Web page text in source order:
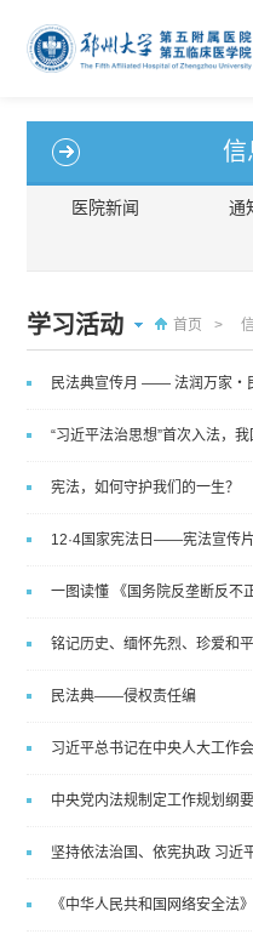
信
医院新闻 通
学习活动 首页 >
民法典宣传月 —— 法润万家・
宪法，如何守护我们的一生？
12·4国家宪法日——宪法宣传片
民法典——侵权责任编
习近平总书记在中央人大工作
坚持依法治国、依宪执政 习近
《中华人民共和国网络安全法